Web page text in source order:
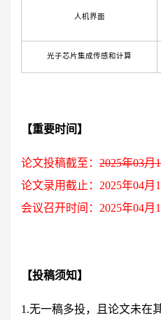
人机界面
光子芯片集成传感和计算
【重要时间】
论文投稿截至： 2025年03月
论文录用截止：2025年04月
会议召开时间：2025年04月
【投稿须知】
1.无一稿多投，且论文未在